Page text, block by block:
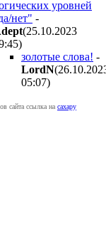
уровней
нет" -
(25.10.2023
)
золотые слова! -
LordN
05:07)
сайта ссылка на caxapу